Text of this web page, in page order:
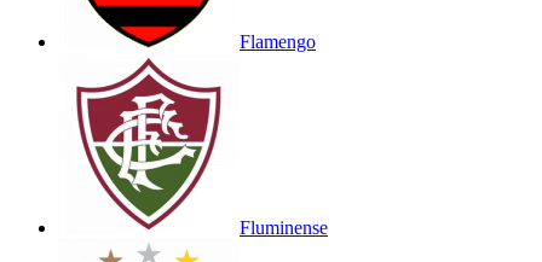
Flamengo
Fluminense